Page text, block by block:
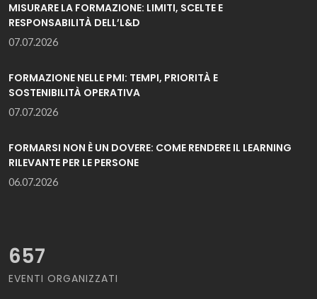
MISURARE LA FORMAZIONE: LIMITI, SCELTE E
RESPONSABILITÀ DELL’L&D
07.07.2026
FORMAZIONE NELLE PMI: TEMPI, PRIORITÀ E
SOSTENIBILITÀ OPERATIVA
07.07.2026
FORMARSI NON È UN DOVERE: COME RENDERE IL LEARNING
RILEVANTE PER LE PERSONE
06.07.2026
657
EVENTI ORGANIZZATI